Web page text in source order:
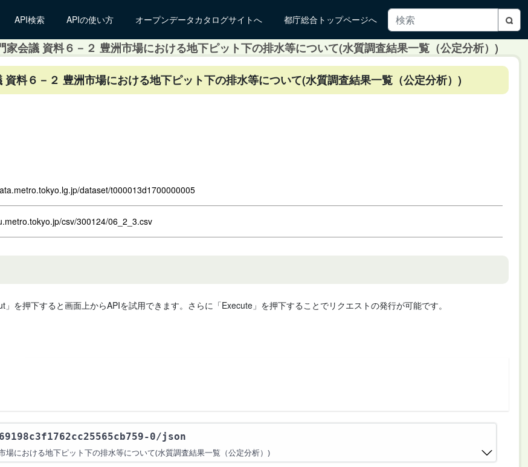
API検索 APIの使い方 オープンデータカタログサイトへ 都庁総合トップページへ
会議 資料６－２ 豊洲市場における地下ピット下の排水等について(水質調査結果一覧（公定分析）)
料６－２ 豊洲市場における地下ピット下の排水等について(水質調査結果一覧（公定分析）)
dataset/t000013d1700000005
csv/300124/06_2_3.csv
を押下すると画面上からAPIを試用できます。さらに「Execute」を押下することでリクエストの発行が可能です。
0/json
における地下ピット下の排水等について(水質調査結果一覧（公定分析）)